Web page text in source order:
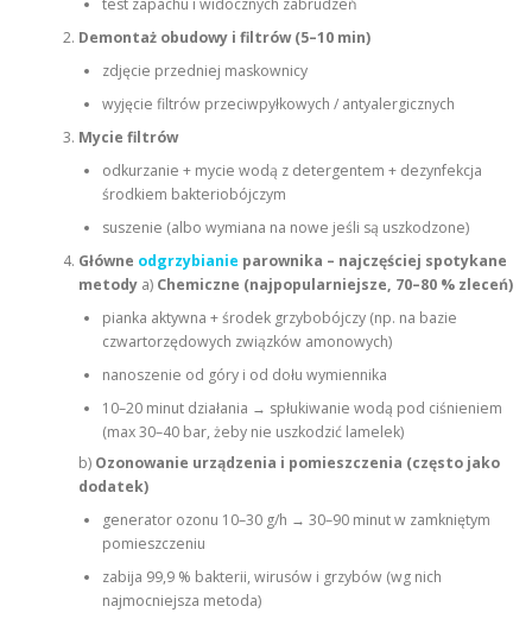
Demontaż obudowy i filtrów (5–10 min)
zdjęcie przedniej maskownicy
wyjęcie filtrów przeciwpyłkowych / antyalergicznych
Mycie filtrów
odkurzanie + mycie wodą z detergentem + dezynfekcja
środkiem bakteriobójczym
suszenie (albo wymiana na nowe jeśli są uszkodzone)
Główne odgrzybianie parownika – najczęściej spotykane
metodya) Chemiczne (najpopularniejsze, 70–80 % zleceń)
pianka aktywna + środek grzybobójczy (np. na bazie
czwartorzędowych związków amonowych)
nanoszenie od góry i od dołu wymiennika
10–20 minut działania → spłukiwanie wodą pod ciśnieniem
(max 30–40 bar, żeby nie uszkodzić lamelek)
b) Ozonowanie urządzenia i pomieszczenia (często jako
dodatek)
generator ozonu 10–30 g/h → 30–90 minut w zamkniętym
pomieszczeniu
zabija 99,9 % bakterii, wirusów i grzybów (wg nich
najmocniejsza metoda)